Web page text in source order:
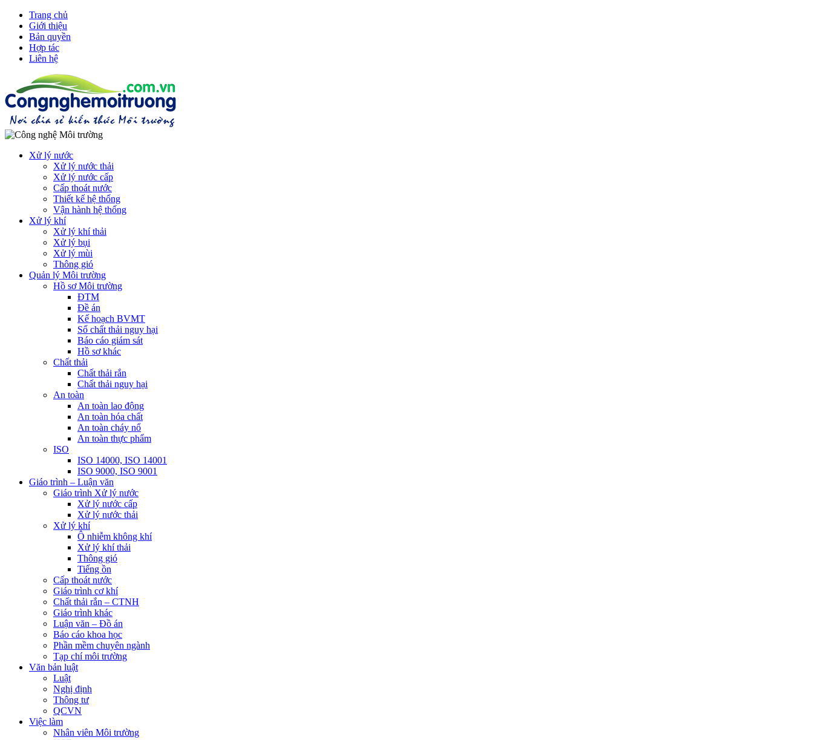
Trang chủ
Giới thiệu
Bản quyền
Hợp tác
Liên hệ
Xử lý nước
Xử lý nước thải
Xử lý nước cấp
Cấp thoát nước
Thiết kế hệ thống
Vận hành hệ thống
Xử lý khí
Xử lý khí thải
Xử lý bụi
Xử lý mùi
Thông gió
Quản lý Môi trường
Hồ sơ Môi trường
ĐTM
Đề án
Kế hoạch BVMT
Sổ chất thải nguy hại
Báo cáo giám sát
Hồ sơ khác
Chất thải
Chất thải rắn
Chất thải nguy hại
An toàn
An toàn lao động
An toàn hóa chất
An toàn cháy nổ
An toàn thực phẩm
ISO
ISO 14000, ISO 14001
ISO 9000, ISO 9001
Giáo trình – Luận văn
Giáo trình Xử lý nước
Xử lý nước cấp
Xử lý nước thải
Xử lý khí
Ô nhiễm không khí
Xử lý khí thải
Thông gió
Tiếng ồn
Cấp thoát nước
Giáo trình cơ khí
Chất thải rắn – CTNH
Giáo trình khác
Luận văn – Đồ án
Báo cáo khoa học
Phần mềm chuyên ngành
Tạp chí môi trường
Văn bản luật
Luật
Nghị định
Thông tư
QCVN
Việc làm
Nhân viên Môi trường